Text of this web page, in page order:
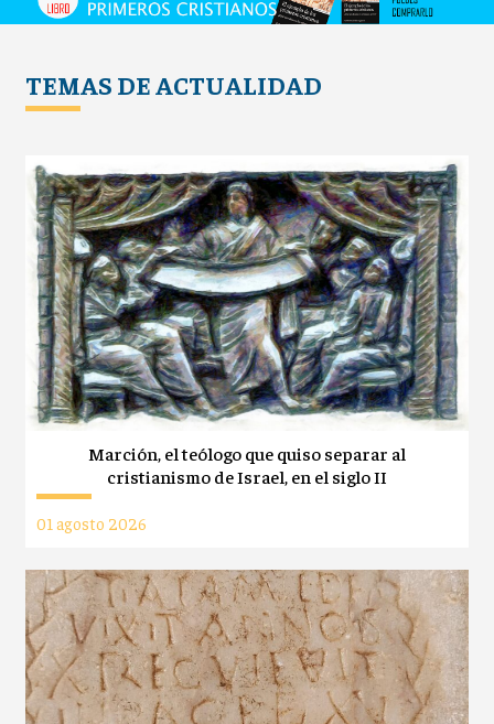
TEMAS DE ACTUALIDAD
Marción, el teólogo que quiso separar al
cristianismo de Israel, en el siglo II
01 agosto 2026